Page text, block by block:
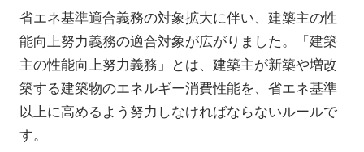
省エネ基準適合義務の対象拡大に伴い、建築主の性
能向上努力義務の適合対象が広がりました。「建築
主の性能向上努力義務」とは、建築主が新築や増改
築する建築物のエネルギー消費性能を、省エネ基準
以上に高めるよう努力しなければならないルールで
す。